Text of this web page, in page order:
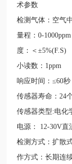
术参数
检测气体：空气
量程：0-
度：＜±5%(F.S)
小读数： 1ppm
响应时间：≤60秒
传感器寿命： 24
传感器类型:电化
电源：
12-30V直
检测方式：扩散
作方式：长期连